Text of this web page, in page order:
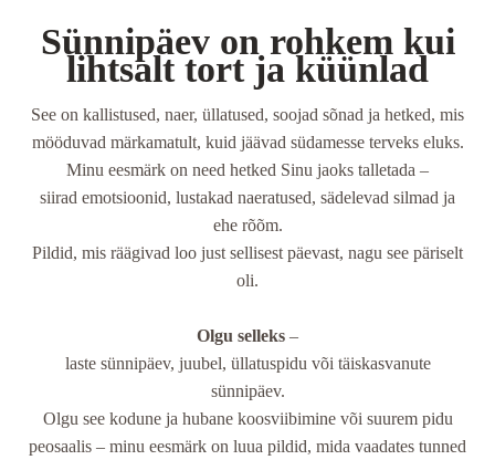
Sünnipäev on rohkem kui
lihtsalt tort ja küünlad
See on kallistused, naer, üllatused, soojad sõnad ja hetked, mis
mööduvad märkamatult, kuid jäävad südamesse terveks eluks.
Minu eesmärk on need hetked Sinu jaoks talletada –
siirad emotsioonid, lustakad naeratused, sädelevad silmad ja
ehe rõõm.
Pildid, mis räägivad loo just sellisest päevast, nagu see päriselt
oli.
Olgu selleks –
laste sünnipäev, juubel, üllatuspidu või täiskasvanute
sünnipäev.
Olgu see kodune ja hubane koosviibimine või suurem pidu
peosaalis – minu eesmärk on luua pildid, mida vaadates tunned